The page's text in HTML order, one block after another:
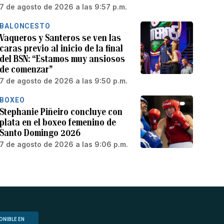
7 de agosto de 2026 a las 9:57 p.m.
BALONCESTO
Vaqueros y Santeros se ven las
caras previo al inicio de la final
del BSN: “Estamos muy ansiosos
de comenzar”
7 de agosto de 2026 a las 9:50 p.m.
BOXEO
Stephanie Piñeiro concluye con
plata en el boxeo femenino de
Santo Domingo 2026
7 de agosto de 2026 a las 9:06 p.m.
EN